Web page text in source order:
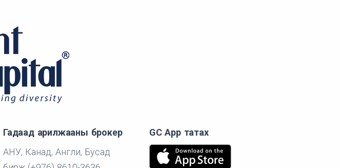
Гадаад арилжааны брокер
АНУ, Канад, Англи, Бусад
GC App татах